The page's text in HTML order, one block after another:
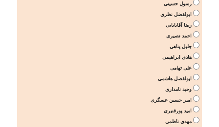
رسول حسینی
ابولفضل نظری
رضا آقابابایی
احمد نصیری
جلیل پناهی
هادی ابراهیمی
علی تهامی
ابولفضل هاشمی
وحید نامداری
امیر حسین عسگری
امید پورقنبری
مهدی ناظمی